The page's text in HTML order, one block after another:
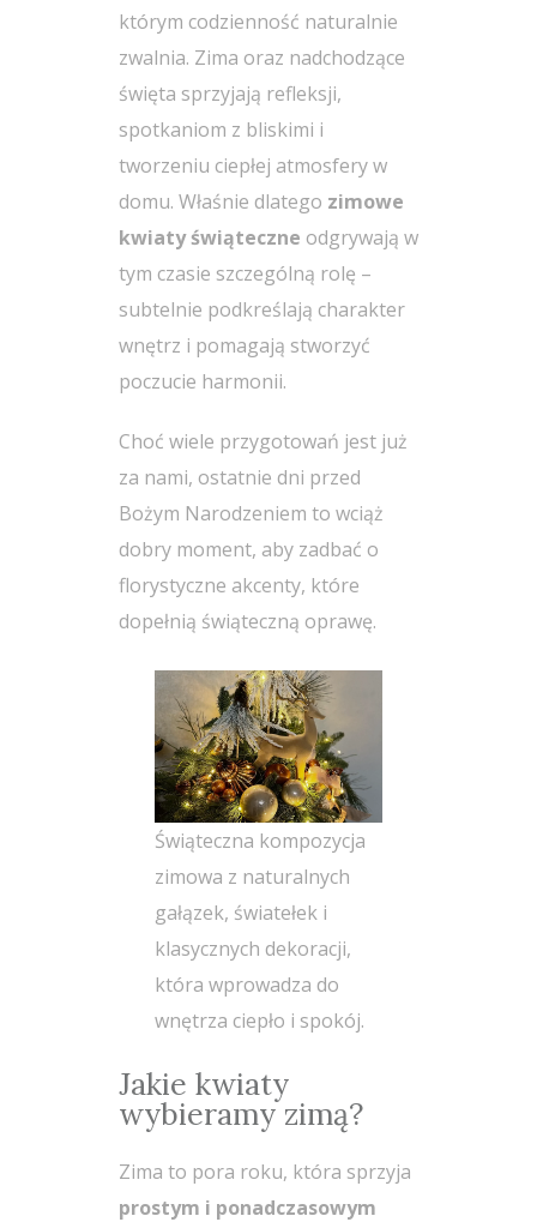
którym codzienność naturalnie
zwalnia. Zima oraz nadchodzące
święta sprzyjają refleksji,
spotkaniom z bliskimi i
tworzeniu ciepłej atmosfery w
domu. Właśnie dlatego zimowe
kwiaty świąteczne odgrywają w
tym czasie szczególną rolę –
subtelnie podkreślają charakter
wnętrz i pomagają stworzyć
poczucie harmonii.
Choć wiele przygotowań jest już
za nami, ostatnie dni przed
Bożym Narodzeniem to wciąż
dobry moment, aby zadbać o
florystyczne akcenty, które
dopełnią świąteczną oprawę.
Świąteczna kompozycja
zimowa z naturalnych
gałązek, światełek i
klasycznych dekoracji,
która wprowadza do
wnętrza ciepło i spokój.
Jakie kwiaty
wybieramy zimą?
Zima to pora roku, która sprzyja
prostym i ponadczasowym